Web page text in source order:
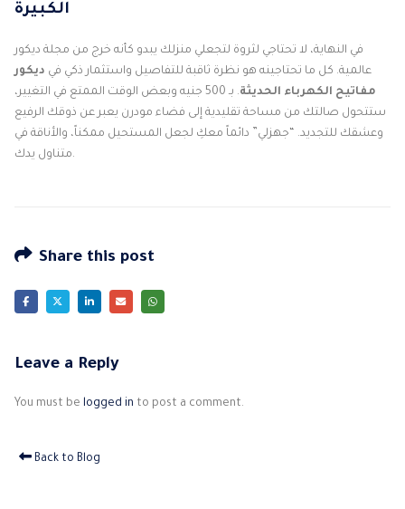
الكبيرة
في النهاية، لا تحتاجي لثروة لتجعلي منزلك يبدو كأنه خرج من مجلة ديكور
عالمية. كل ما تحتاجينه هو نظرة ثاقبة للتفاصيل واستثمار ذكي في ديكور
مفاتيح الكهرباء الحديثة
. بـ 500 جنيه وبعض الوقت الممتع في التغيير،
ستتحول صالتك من مساحة تقليدية إلى فضاء مودرن يعبر عن ذوقك الرفيع
وعشقك للتجديد. “جهزلي” دائماً معكِ لجعل المستحيل ممكناً، والأناقة في
متناول يدك.
Share this post
Leave a Reply
You must be logged in to post a comment.
Back to Blog